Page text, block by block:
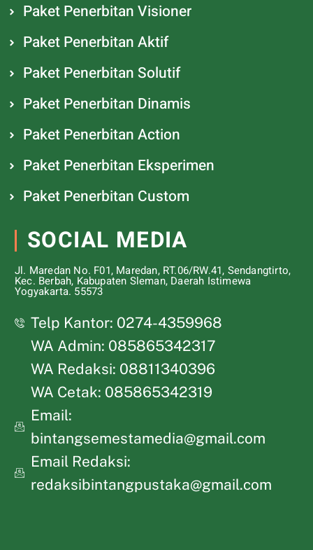
Paket Penerbitan Visioner
Paket Penerbitan Aktif
Paket Penerbitan Solutif
Paket Penerbitan Dinamis
Paket Penerbitan Action
Paket Penerbitan Eksperimen
Paket Penerbitan Custom
SOCIAL MEDIA
Jl. Maredan No. F01, Maredan, RT.06/RW.41, Sendangtirto,
Kec. Berbah, Kabupaten Sleman, Daerah Istimewa
Yogyakarta. 55573
Telp Kantor: 0274-4359968
WA Admin: 085865342317
WA Redaksi: 08811340396
WA Cetak: 085865342319
Email:
bintangsemestamedia@gmail.com
Email Redaksi:
redaksibintangpustaka@gmail.com